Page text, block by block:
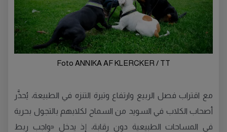
Foto ANNIKA AF KLERCKER / TT
مع اقتراب فصل الربيع وارتفاع وتيرة التنزه في الطبيعة، يُحذَّر
أصحاب الكلاب في السويد من السماح لكلابهم بالتجول بحرية
في المساحات الطبيعية دون رقابة، إذ يدخل «واجب ربط